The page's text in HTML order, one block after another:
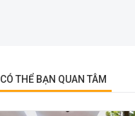
CÓ THỂ BẠN QUAN TÂM